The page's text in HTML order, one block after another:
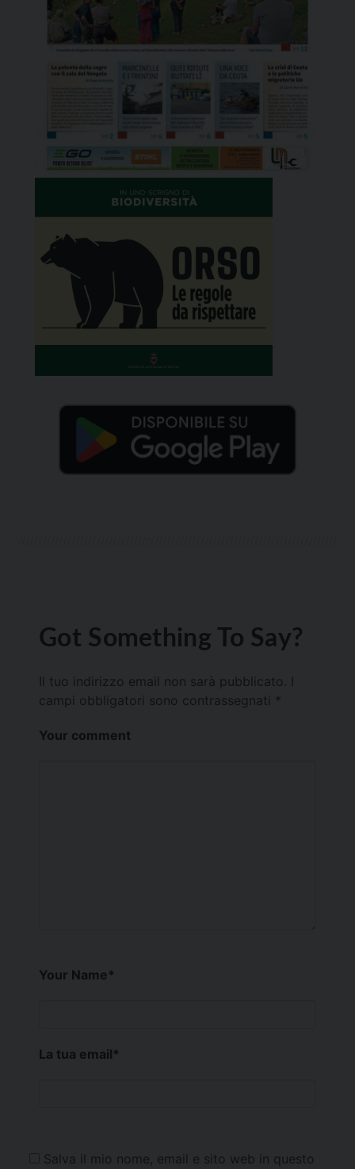
Got Something To Say?
Il tuo indirizzo email non sarà pubblicato.
campi obbligatori sono contrassegnati *
Your comment
Your Name*
La tua email*
Salva il mio nome, email e sito web in questo